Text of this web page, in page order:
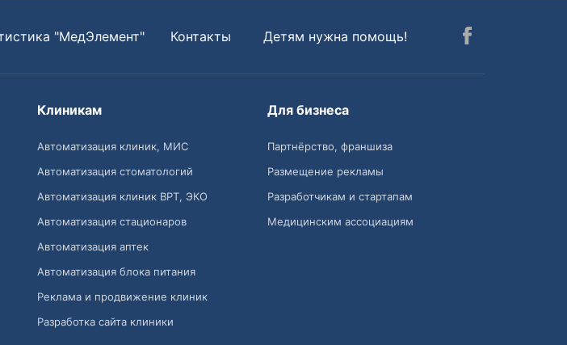
"МедЭлемент" Контакты Детям нужна помощь!
Клиникам
Автоматизация клиник, МИС
Автоматизация стоматологий
Автоматизация клиник ВРТ, ЭКО
Автоматизация стационаров
Автоматизация аптек
Автоматизация блока питания
Реклама и продвижение клиник
Разработка сайта клиники
Для бизнеса
Партнёрство, франшиза
Размещение рекламы
Разработчикам и стартапам
Медицинским ассоциациям